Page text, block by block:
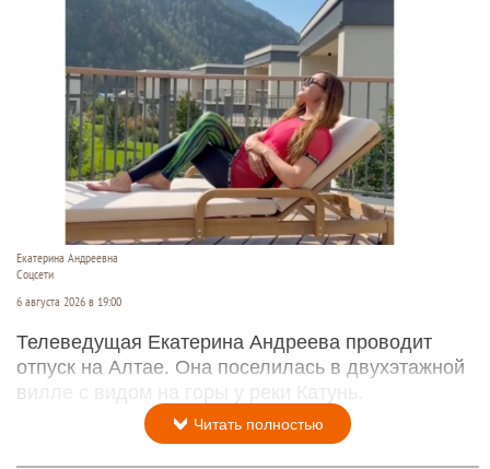
Екатерина Андреевна
Соцсети
6 августа 2026 в 19:00
Телеведущая Екатерина Андреева проводит
отпуск на Алтае. Она поселилась в двухэтажной
вилле с видом на горы у реки Катунь.
Читать полностью